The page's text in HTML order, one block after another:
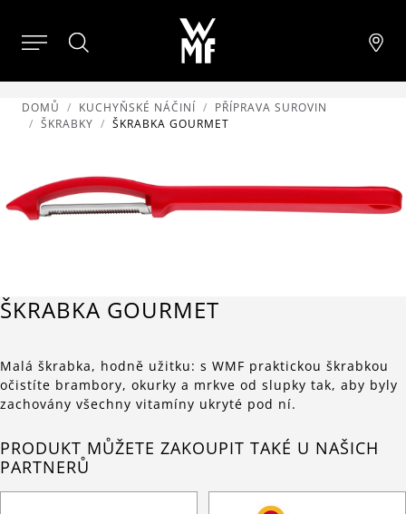
DOMŮ KUCHYŇSKÉ NÁČINÍ
PŘÍPRAVA SUROVIN
ŠKRABKY
ŠKRABKA GOURMET
ŠKRABKA GOURMET
Malá škrabka, hodně užitku: s WMF praktickou škrabkou
očistíte brambory, okurky a mrkve od slupky tak, aby byly
zachovány všechny vitamíny ukryté pod ní.
PRODUKT MŮŽETE ZAKOUPIT TAKÉ U NAŠICH
PARTNERŮ